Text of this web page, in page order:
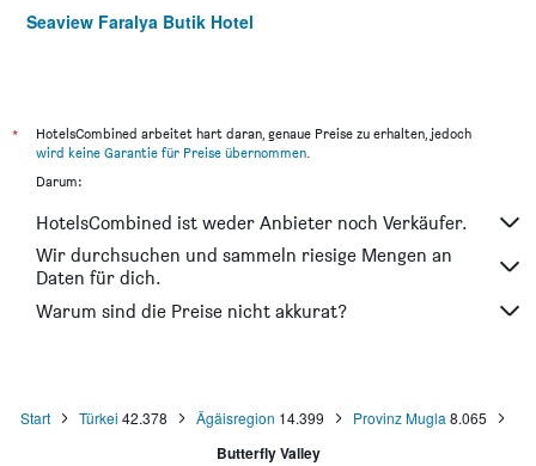
Seaview Faralya Butik Hotel
*
HotelsCombined arbeitet hart daran, genaue Preise zu erhalten, jedoch
wird keine Garantie für Preise übernommen.
Darum:
HotelsCombined ist weder Anbieter noch Verkäufer.
Wir durchsuchen und sammeln riesige Mengen an
Daten für dich.
Warum sind die Preise nicht akkurat?
Start Türkei 42.378 Ägäisregion 14.399 Provinz Mugla 8.065
Butterfly Valley